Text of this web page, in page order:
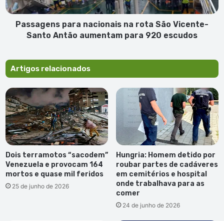
Santo
Antão
aumentam
Passagens para nacionais na rota São Vicente-
Santo Antão aumentam para 920 escudos
Artigos relacionados
Dois terramotos “sacodem”
Venezuela e provocam 164
mortos e quase mil feridos
25 de junho de 2026
Hungria: Homem detido por
roubar partes de cadáveres
em cemitérios e hospital
onde trabalhava para as
comer
24 de junho de 2026